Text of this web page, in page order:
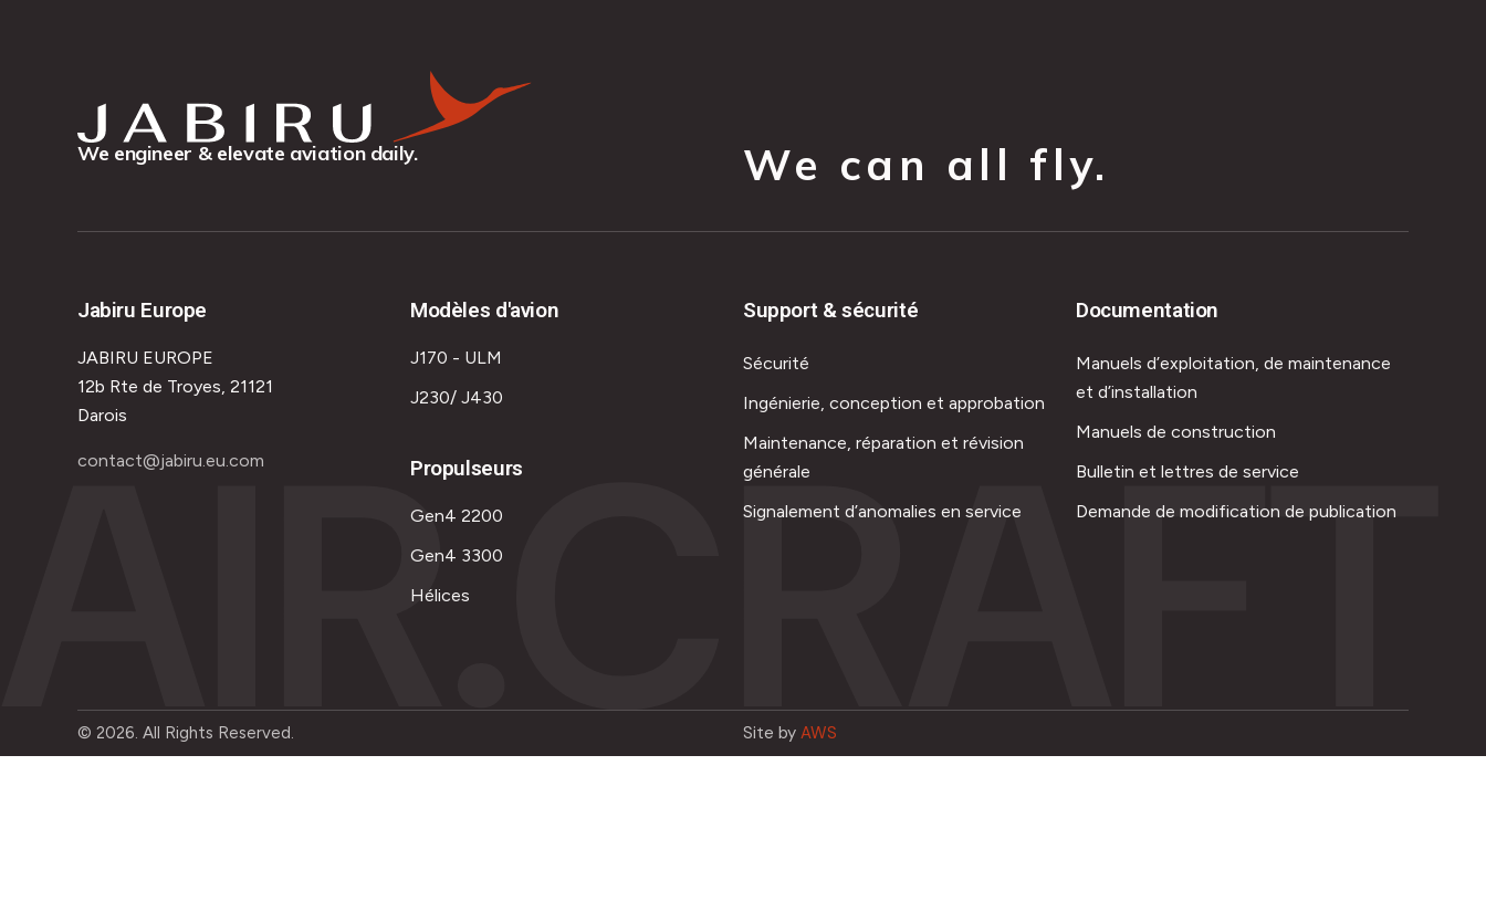
We engineer & elevate aviation daily. We can all fly.
Jabiru Europe
JABIRU EUROPE
12b Rte de Troyes, 21121
Darois
contact@jabiru.eu.com
Modèles d'avion
J170 - ULM
J230/ J430
Propulseurs
Gen4 2200
Gen4 3300
Hélices
Support & sécurité
Sécurité
Ingénierie, conception et approbation
Maintenance, réparation et révision
générale
Signalement d’anomalies en service
Documentation
Manuels d’exploitation, de maintenance
et d’installation
Manuels de construction
Bulletin et lettres de service
Demande de modification de publication
AIR.CRAFT
© 2026. All Rights Reserved. Site by AWS